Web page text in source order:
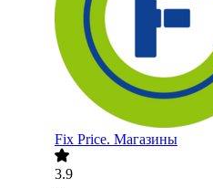
Fix Price. Магазины
3.9